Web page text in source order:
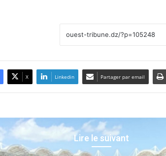
X Linkedin Partager par email
Lire le suivant